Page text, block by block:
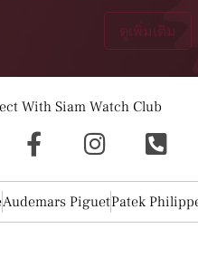
ดูเพิ่มเติม
With Siam Watch Club
Audemars PiguetPatek